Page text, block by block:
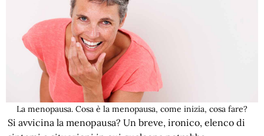
La menopausa. Cosa è la menopausa, come inizia, cosa fare?
Si avvicina la menopausa? Un breve, ironico, elenco di